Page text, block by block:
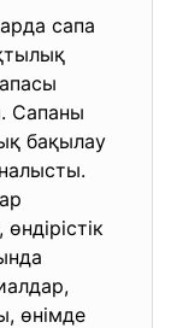
сапа
Сапаны
бақылау
өнімде